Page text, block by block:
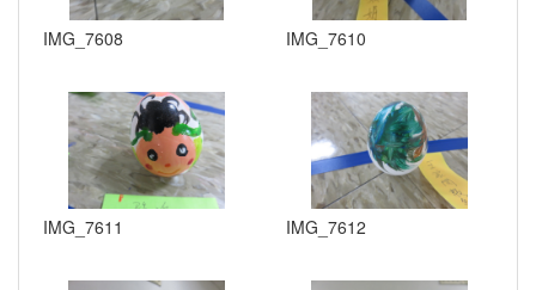
IMG_7608 IMG_7610
IMG_7611 IMG_7612